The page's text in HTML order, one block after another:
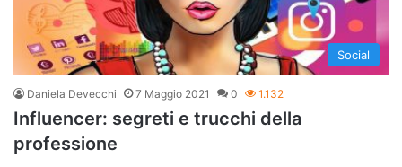
Social
Daniela Devecchi 7 Maggio 2021 0 1.132
Influencer: segreti e trucchi della
professione